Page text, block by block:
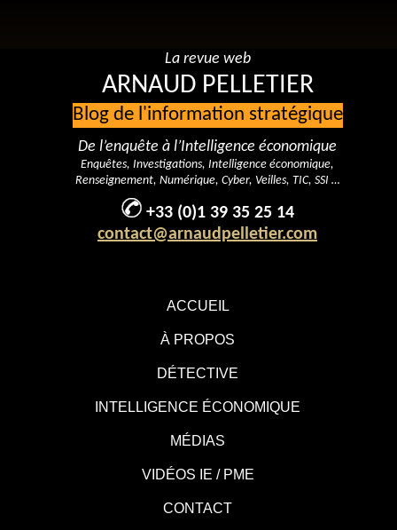
ACCUEIL
À PROPOS
DÉTECTIVE
INTELLIGENCE ÉCONOMIQUE
MÉDIAS
VIDÉOS IE / PME
CONTACT
La revue web
ARNAUD PELLETIER
Blog de l'information stratégique
De l’enquête à l’Intelligence économique
Enquêtes, Investigations, Intelligence économique,
Renseignement, Numérique, Cyber, Veilles, TIC, SSI …
+33 (0)1 39 35 25 14
contact@arnaudpelletier.com